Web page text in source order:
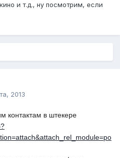
и т.д., ну посмотрим, если
2013
контактам в штекере